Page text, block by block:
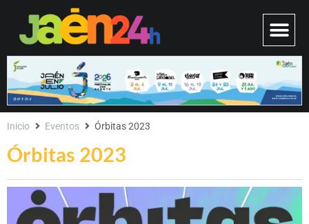
Órbitas 2023
Inicio Eventos Órbitas 2023